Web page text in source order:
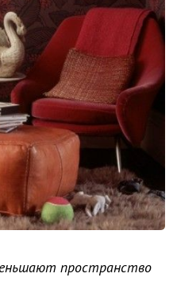
пространство